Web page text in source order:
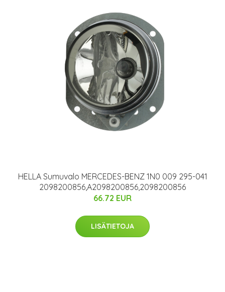
HELLA Sumuvalo MERCEDES-BENZ 1N0 009 295-041
2098200856,A2098200856,2098200856
66.72 EUR
LISÄTIETOJA